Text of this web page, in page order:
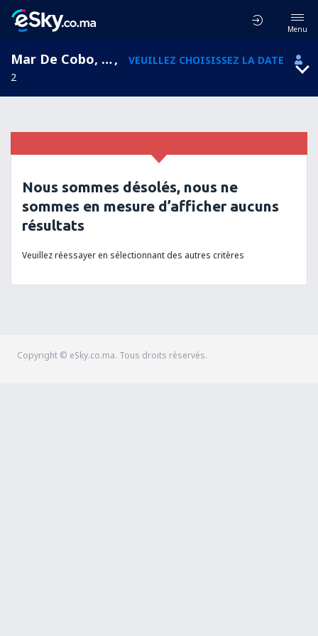
Menu
Mar De Cobo, Buenos Aires, Argentine,
VEUILLEZ CHOISISSEZ LA DATE
2
Nous sommes désolés, nous ne
sommes en mesure d’afficher aucuns
résultats
Veuillez réessayer en sélectionnant des autres critères
Copyright © eSky.co.ma. Tous droits réservés.